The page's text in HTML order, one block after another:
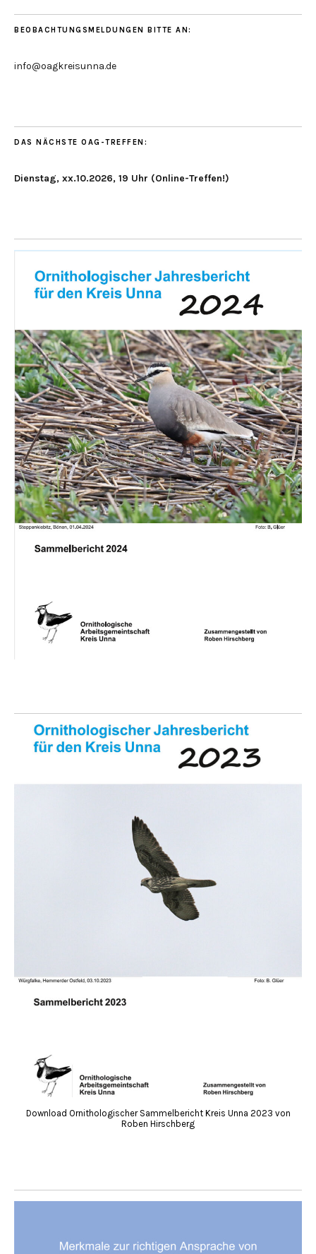
BEOBACHTUNGSMELDUNGEN BITTE AN:
info@oagkreisunna.de
DAS NÄCHSTE OAG-TREFFEN:
Dienstag, xx.10.2026, 19 Uhr (Online-Treffen!)
Download Ornithologischer Sammelbericht Kreis Unna 2023 von
Roben Hirschberg